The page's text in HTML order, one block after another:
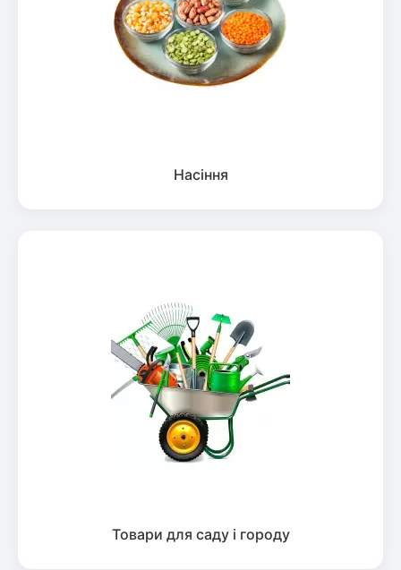
Насіння
Товари для саду і городу